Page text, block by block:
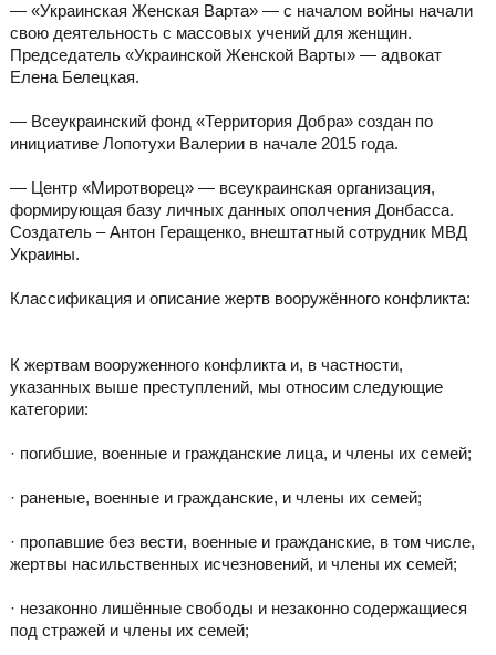
— «Украинская Женская Варта» — с началом войны начали
свою деятельность с массовых учений для женщин.
Председатель «Украинской Женской Варты» — адвокат
Елена Белецкая.
— Всеукраинский фонд «Территория Добра» создан по
инициативе Лопотухи Валерии в начале 2015 года.
— Центр «Миротворец» — всеукраинская организация,
формирующая базу личных данных ополчения Донбасса.
Создатель – Антон Геращенко, внештатный сотрудник МВД
Украины.
Классификация и описание жертв вооружённого конфликта:
К жертвам вооруженного конфликта и, в частности,
указанных выше преступлений, мы относим следующие
категории:
· погибшие, военные и гражданские лица, и члены их семей;
· раненые, военные и гражданские, и члены их семей;
· пропавшие без вести, военные и гражданские, в том числе,
жертвы насильственных исчезновений, и члены их семей;
· незаконно лишённые свободы и незаконно содержащиеся
под стражей и члены их семей;